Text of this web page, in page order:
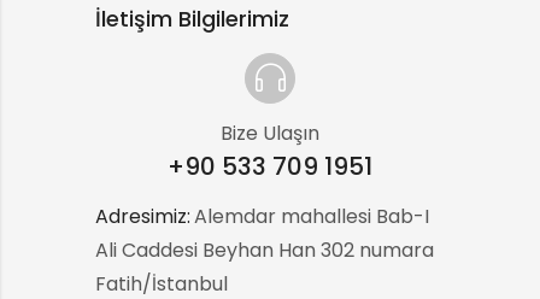
İletişim Bilgilerimiz
Bize Ulaşın
+90 533 709 1951
Adresimiz:Alemdar mahallesi Bab-I
Ali Caddesi Beyhan Han 302 numara
Fatih/İstanbul